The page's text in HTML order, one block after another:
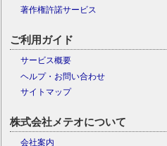
著作権許諾サービス
ご利用ガイド
サービス概要
ヘルプ・お問い合わせ
サイトマップ
株式会社メテオについて
会社案内